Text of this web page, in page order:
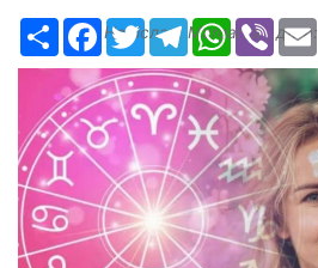
РесурсFacebook
TwitterTelegramWhatsApp
Viber
Надіслав: Margarita, дата: